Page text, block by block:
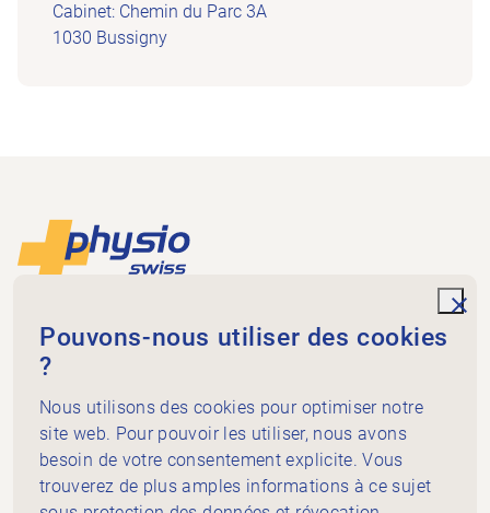
Cabinet: Chemin du Parc 3A
1030 Bussigny
Footer
Physioswiss
Dammweg 3
3013 Bern
+41 58 255 36 00
info@physioswiss.ch
Médias sociaux
Important
Pouvons-nous utiliser des cookies
?
Nous utilisons des cookies pour optimiser notre
site web. Pour pouvoir les utiliser, nous avons
besoin de votre consentement explicite. Vous
trouverez de plus amples informations à ce sujet